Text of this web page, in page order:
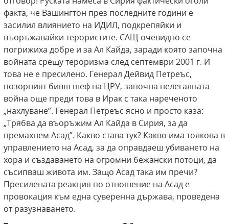
факта, че Вашингтон през последните години е
засилил влиянието на ИДИЛ, подкрепяйки и
въоръжавайки терористите. САЩ очевидно се
погрижиха добре и за Ал Кайда, заради която започна
войната срещу тероризма след септември 2001 г. И
това не е пресилено. Генерал Дейвид Петреъс,
позорният бивш шеф на ЦРУ, започна нелегалната
война още преди това в Ирак с така нареченото
„нахлуване”. Генерал Петреъс ясно и просто каза:
„Трябва да въоръжим Ал Кайда в Сирия, за да
премахнем Асад”. Какво става тук? Какво има толкова в
управлението на Асад, за да оправдаеш убиването на
хора и създаването на огромни бежански потоци, да
съсипваш живота им. Защо Асад така им пречи?
Пресилената реакция по отношение на Асад е
провокация към една суверенна държава, проведена
от разузнаването.